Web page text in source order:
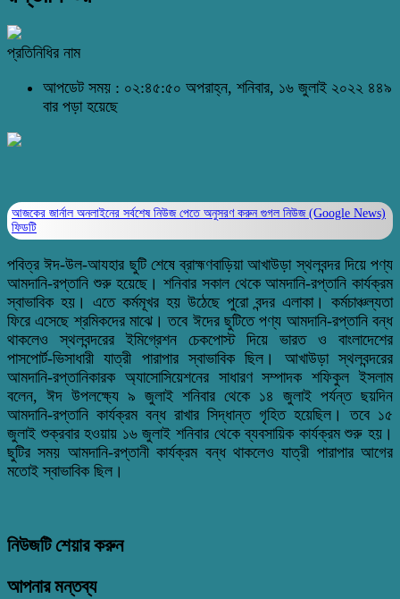
প্রতিনিধির নাম
আপডেট সময় : ০২:৪৫:৫০ অপরাহ্ন, শনিবার, ১৬ জুলাই ২০২২ ৪৪৯
বার পড়া হয়েছে
আজকের জার্নাল অনলাইনের সর্বশেষ নিউজ পেতে অনুসরণ করুন গুগল নিউজ (Google News)
ফিডটি
পবিত্র ঈদ-উল-আযহার ছুটি শেষে ব্রাহ্মণবাড়িয়া আখাউড়া স্থলবন্দর দিয়ে পণ্য
আমদানি-রপ্তানি শুরু হয়েছে। শনিবার সকাল থেকে আমদানি-রপ্তানি কার্যক্রম
স্বাভাবিক হয়। এতে কর্মমূখর হয় উঠেছে পুরো বন্দর এলাকা। কর্মচাঞ্চল্যতা
ফিরে এসেছে শ্রমিকদের মাঝে। তবে ঈদের ছুটিতে পণ্য আমদানি-রপ্তানি বন্ধ
থাকলেও স্থলবন্দরের ইমিগ্রেশন চেকপোস্ট দিয়ে ভারত ও বাংলাদেশের
পাসপোর্ট-ভিসাধারী যাত্রী পারাপার স্বাভাবিক ছিল। আখাউড়া স্থলবন্দরের
আমদানি-রপ্তানিকারক অ্যাসোসিয়েশনের সাধারণ সম্পাদক শফিকুল ইসলাম
বলেন, ঈদ উপলক্ষ্যে ৯ জুলাই শনিবার থেকে ১৪ জুলাই পর্যন্ত ছয়দিন
আমদানি-রপ্তানি কার্যক্রম বন্ধ রাখার সিদ্ধান্ত গৃহিত হয়েছিল। তবে ১৫
জুলাই শুক্রবার হওয়ায় ১৬ জুলাই শনিবার থেকে ব্যবসায়িক কার্যক্রম শুরু হয়।
ছুটির সময় আমদানি-রপ্তানী কার্যক্রম বন্ধ থাকলেও যাত্রী পারাপার আগের
মতোই স্বাভাবিক ছিল।
নিউজটি শেয়ার করুন
আপনার মন্তব্য